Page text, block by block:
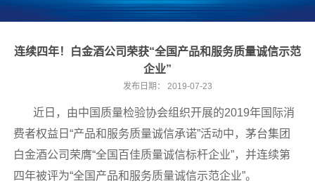
连续四年！白金酒公司荣获“全国产品和服务质量诚信示范
企业”
发布日期： 2019-07-23
近日，由中国质量检验协会组织开展的2019年国际消
费者权益日“产品和服务质量诚信承诺”活动中，茅台集团
白金酒公司荣膺“全国百佳质量诚信标杆企业”，并连续第
四年被评为“全国产品和服务质量诚信示范企业”。